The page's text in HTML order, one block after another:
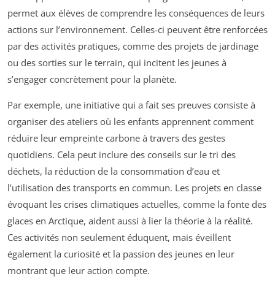
permet aux élèves de comprendre les conséquences de leurs
actions sur l’environnement. Celles-ci peuvent être renforcées
par des activités pratiques, comme des projets de jardinage
ou des sorties sur le terrain, qui incitent les jeunes à
s’engager concrètement pour la planète.
Par exemple, une initiative qui a fait ses preuves consiste à
organiser des ateliers où les enfants apprennent comment
réduire leur empreinte carbone à travers des gestes
quotidiens. Cela peut inclure des conseils sur le tri des
déchets, la réduction de la consommation d’eau et
l’utilisation des transports en commun. Les projets en classe
évoquant les crises climatiques actuelles, comme la fonte des
glaces en Arctique, aident aussi à lier la théorie à la réalité.
Ces activités non seulement éduquent, mais éveillent
également la curiosité et la passion des jeunes en leur
montrant que leur action compte.